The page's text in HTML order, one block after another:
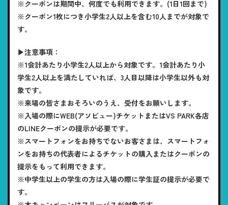
※クーポンは期間中、何度でも利用できます。(1日1回まで)
※クーポン1枚につき小学生2人以上を含む10人までが対象で
す。
▶注意事項：
※1会計あたり小学生2人以上から対象です。1会計あたり小
学生2人以上を満たしていれば、3人目以降は小学生以外も対
象です。
※来場の皆さまおそろいのうえ、受付をお願いします。
※入場の際にWEB(アソビュー)チケットまたはVS PARK各店
のLINEクーポンの提示が必要です。
※スマートフォンをお持ちでないお客さまは、スマートフォ
ンをお持ちの代表者によるチケットの購入またはクーポンの
提示をもって利用できます。
※中学生以上の学生の方は入場の際に学生証の提示が必要で
す。